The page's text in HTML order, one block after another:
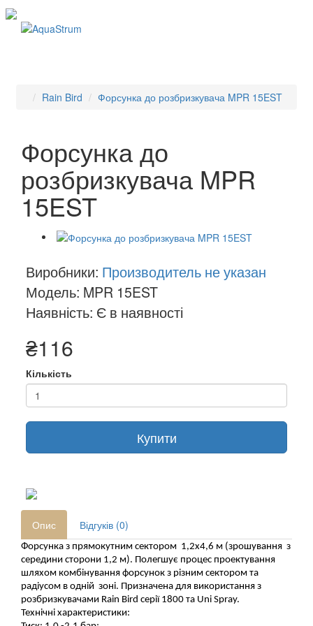
Rain Bird Форсунка до розбризкувача MPR 15EST
Форсунка до
розбризкувача MPR
15EST
Виробники: Производитель не указан
Модель: MPR 15EST
Наявність: Є в наявності
₴116
Кількість
Купити
Опис Відгуків (0)
Форсунка з прямокутним сектором 1,2х4,6 м (зрошування з
середини сторони 1,2 м). Полегшує процес проектування
шляхом комбінування форсунок з різним сектором та
радіусом в одній зоні. Призначена для використання з
розбризкувачами Rain Bird серії 1800 та Uni Spray.
Технічні характеристики: